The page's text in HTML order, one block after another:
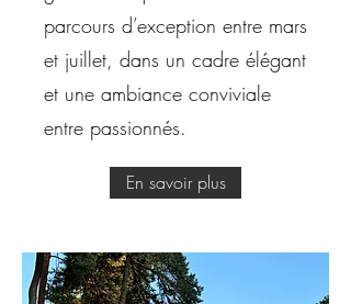
parcours d’exception entre mars
et juillet, dans un cadre élégant
et une ambiance conviviale
entre passionnés.
En savoir plus